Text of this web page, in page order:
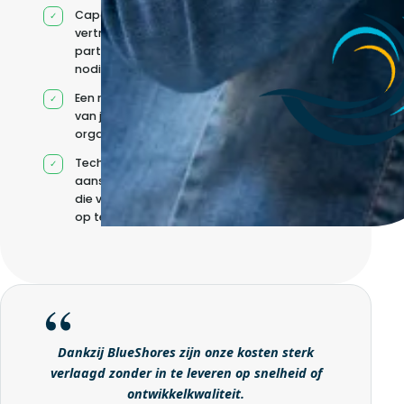
Capaciteit via
vertrouwde
partners wanneer
nodig
Een model op maat
van jouw
organisatie
Technische
aansturing zonder
die volledig intern
op te bouwen
Dankzij BlueShores zijn onze kosten sterk
verlaagd zonder in te leveren op snelheid of
ontwikkelkwaliteit.